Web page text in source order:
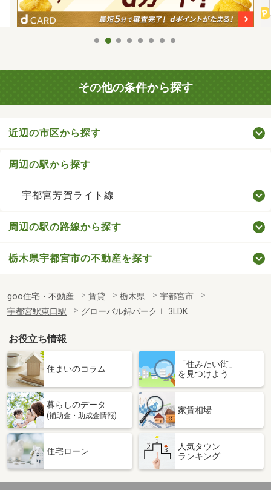
その他の条件から探す
近辺の市区から探す
周辺の駅から探す
宇都宮芳賀ライト線
周辺の駅の路線から探す
栃木県宇都宮市の不動産を探す
goo住宅・不動産 賃貸 栃木県
宇都宮市
宇都宮駅東口駅
グローバル錦パークＩ 3LDK
お役立ち情報
住まいのコラム
「住みたい街」
を見つけよう
暮らしのデータ
(補助金・助成金情報)
家賃相場
住宅ローン
人気タウン
ランキング